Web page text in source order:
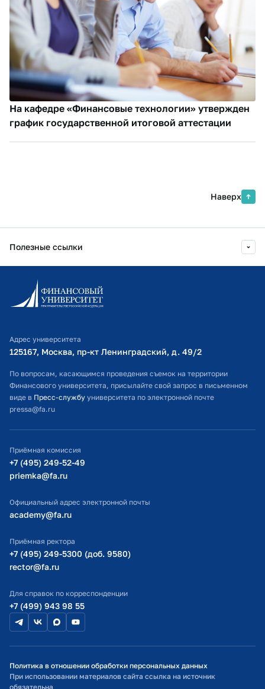
На кафедре «Финансовые технологии» утвержден
график государственной итоговой аттестации
Наверх
Полезные ссылки
Информационно-образовательный портал
Личный кабинет поступающего
Оплата обучения
Расписание занятий
Студенческий офис
Официальный адрес электронной почты
Министерство просвещения РФ
Министерство науки и высшего образования РФ
Адрес университета
125167, Москва, пр-кт Ленинградский, д. 49/2​
По вопросам, касающимся проведения съемок на территории
Финансового университета, присылайте свой запрос в письменном
виде в Пресс-службу университета по электронной почте
pressa@fa.ru
Приёмная комиссия
+7 (495) 249-52-49
priemka@fa.ru
Официальный адрес электронной почты
academy@fa.ru
Приёмная ректора
+7 (495) 249-5300 (доб. 9580)
rector@fa.ru
Для справок по корреспонденции
+7 (499) 943 98 55
Политика в отношении обработки персональных данных
При использовании материалов сайта ссылка на источник
обязательна